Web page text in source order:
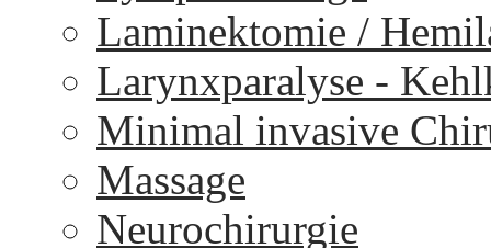
Laminektomie /
Larynxparalyse -
Minimal invasive
Massage
Neurochirurgie